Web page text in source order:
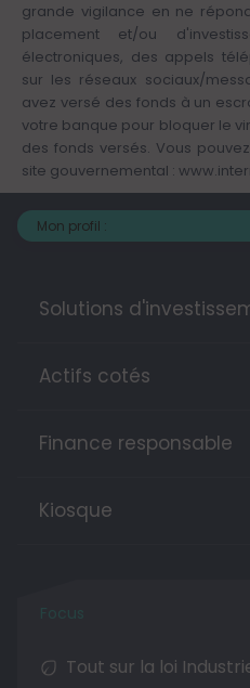
grande vigilance en ne
placement et/ou
électroniques, des appels
sur les réseaux sociaux/
avez versé des fonds à un
votre banque pour bloquer le
des fonds versés. Vous
site gouvernemental :
Mon profil :
Solutions
Actifs cotés
Finance responsable
Kiosque
Tout sur la loi